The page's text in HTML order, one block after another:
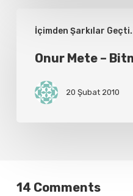
İçimden Şarkılar
Mete
Onur Mete –
20 Şubat 2010
14 Comments